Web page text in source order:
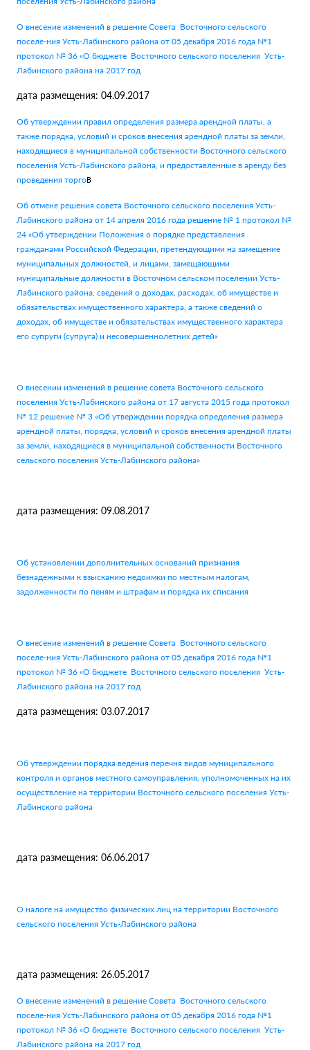
О внесение изменений в решение Совета Восточного сельского
поселе-ния Усть-Лабинского района от 05 декабря 2016 года №1
протокол № 36 «О бюджете Восточного сельского поселения Усть-
Лабинского района на 2017 год
дата размещения: 04.09.2017
Об утверждении правил определения размера арендной платы, а
также порядка, условий и сроков внесения арендной платы за земли,
находящиеся в муниципальной собственности Восточного сельского
поселения Усть-Лабинского района, и предоставленные в аренду без
проведения торгов
Об отмене решения совета Восточного сельского поселения Усть-
Лабинского района от 14 апреля 2016 года решение № 1 протокол №
24 «Об утверждении Положения о порядке представления
гражданами Российской Федерации, претендующими на замещение
муниципальных должностей, и лицами, замещающими
муниципальные должности в Восточном сельском поселении Усть-
Лабинского района, сведений о доходах, расходах, об имуществе и
обязательствах имущественного характера, а также сведений о
доходах, об имуществе и обязательствах имущественного характера
его супруги (супруга) и несовершеннолетних детей»
О внесении изменений в решение совета Восточного сельского
поселения Усть-Лабинского района от 17 августа 2015 года протокол
№ 12 решение № 3 «Об утверждении порядка определения размера
арендной платы, порядка, условий и сроков внесения арендной платы
за земли, находящиеся в муниципальной собственности Восточного
сельского поселения Усть-Лабинского района»
дата размещения: 09.08.2017
Об установлении дополнительных оснований признания
безнадежными к взысканию недоимки по местным налогам,
задолженности по пеням и штрафам и порядка их списания
О внесение изменений в решение Совета Восточного сельского
поселе-ния Усть-Лабинского района от 05 декабря 2016 года №1
протокол № 36 «О бюджете Восточного сельского поселения Усть-
Лабинского района на 2017 год
дата размещения: 03.07.2017
Об утверждении порядка ведения перечня видов муниципального
контроля и органов местного самоуправления, уполномоченных на их
осуществление на территории Восточного сельского поселения Усть-
Лабинского района
дата размещения: 06.06.2017
О налоге на имущество физических лиц на территории Восточного
сельского поселения Усть-Лабинского района
дата размещения: 26.05.2017
О внесение изменений в решение Совета Восточного сельского
поселе-ния Усть-Лабинского района от 05 декабря 2016 года №1
протокол № 36 «О бюджете Восточного сельского поселения Усть-
Лабинского района на 2017 год